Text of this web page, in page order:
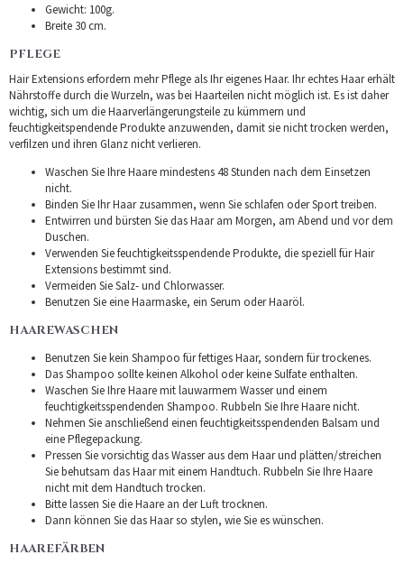
Gewicht: 100g.
Breite 30 cm.
PFLEGE
Hair Extensions erfordern mehr Pflege als Ihr eigenes Haar. Ihr echtes Haar erhält
Nährstoffe durch die Wurzeln, was bei Haarteilen nicht möglich ist. Es ist daher
wichtig, sich um die Haarverlängerungsteile zu kümmern und
feuchtigkeitspendende Produkte anzuwenden, damit sie nicht trocken werden,
verfilzen und ihren Glanz nicht verlieren.
Waschen Sie Ihre Haare mindestens 48 Stunden nach dem Einsetzen
nicht.
Binden Sie Ihr Haar zusammen, wenn Sie schlafen oder Sport treiben.
Entwirren und bürsten Sie das Haar am Morgen, am Abend und vor dem
Duschen.
Verwenden Sie feuchtigkeitsspendende Produkte, die speziell für Hair
Extensions bestimmt sind.
Vermeiden Sie Salz- und Chlorwasser.
Benutzen Sie eine Haarmaske, ein Serum oder Haaröl.
HAAREWASCHEN
Benutzen Sie kein Shampoo für fettiges Haar, sondern für trockenes.
Das Shampoo sollte keinen Alkohol oder keine Sulfate enthalten.
Waschen Sie Ihre Haare mit lauwarmem Wasser und einem
feuchtigkeitsspendenden Shampoo. Rubbeln Sie Ihre Haare nicht.
Nehmen Sie anschließend einen feuchtigkeitsspendenden Balsam und
eine Pflegepackung.
Pressen Sie vorsichtig das Wasser aus dem Haar und plätten/streichen
Sie behutsam das Haar mit einem Handtuch. Rubbeln Sie Ihre Haare
nicht mit dem Handtuch trocken.
Bitte lassen Sie die Haare an der Luft trocknen.
Dann können Sie das Haar so stylen, wie Sie es wünschen.
HAAREFÄRBEN